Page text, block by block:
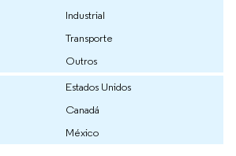
Industrial
Transporte
Outros
Estados Unidos
Canadá
México